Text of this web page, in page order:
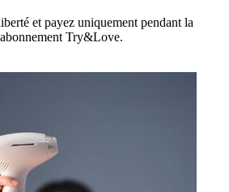
et payez uniquement pendant la
Try&Love.